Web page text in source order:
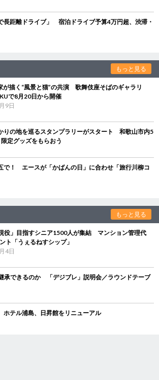
長距離ドライブ」 宿泊ドライブ予算4万円超、渋滞・
もっと見る
が描く“風景と猫”の共演 歌舞伎座そばのギャラリ
で8月20日から開催
9日
りの地を巡るスタンプラリーがスタート 和歌山市内5
定グッズをもらおう
で！ エースが「かばんの日」に合わせ「旅行川柳コ
もっと見る
役」目指すシニア1500人が集結 マンション管理代
ト「うぇるねすシップ」
4日
承できるのか 「デジブレ」説明会／ラウンドテーブ
テル浦島、日昇館をリニューアル